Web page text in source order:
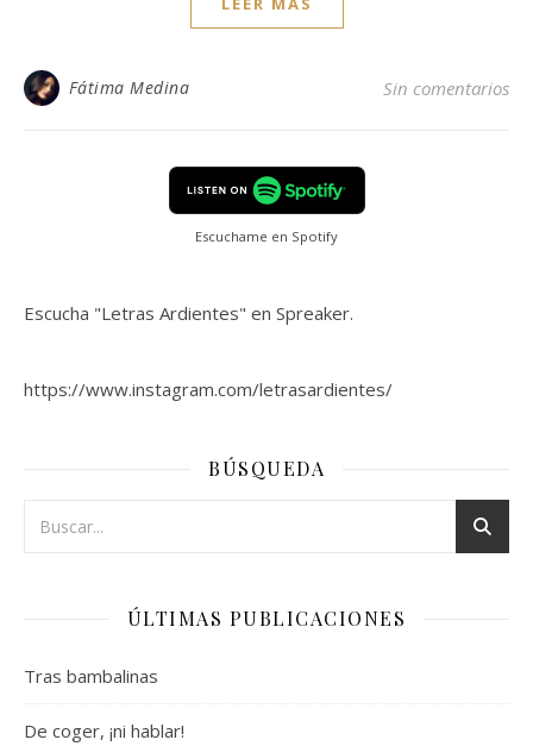
Fátima Medina Sin comentarios
Escuchame en Spotify
Escucha "Letras Ardientes" en Spreaker.
https://www.instagram.com/letrasardientes/
BÚSQUEDA
ÚLTIMAS PUBLICACIONES
Tras bambalinas
De coger, ¡ni hablar!